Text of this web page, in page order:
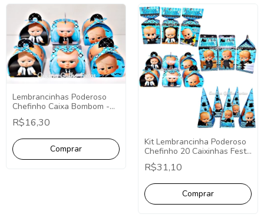
Lembrancinhas Poderoso
Chefinho Caixa Bombom -
Pct com 10
R$16,30
Kit Lembrancinha Poderoso
Chefinho 20 Caixinhas Festa
Fácil Decoração
R$31,10